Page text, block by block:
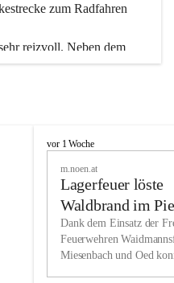
zum Radfahren
reizvoll. Neben dem
nahe gelegenen Unterberg
die zum Schifahren oder
Sie in Miesenbach sowie
Gaststätten und urigen
und liebenswerten Ort.
ebenso groß geschrieben
M
h
vor 1 Woche
m.noen.at
Lagerfeuer löste
Waldbrand im
aus
Dank dem Einsatz der
Feuerwehren
Miesenbach und Oed